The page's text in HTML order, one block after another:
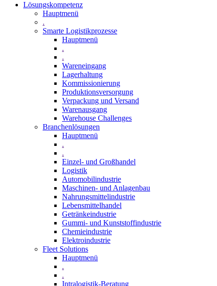
Lösungskompetenz
Hauptmenü
.
Smarte Logistikprozesse
Hauptmenü
.
.
Wareneingang
Lagerhaltung
Kommissionierung
Produktionsversorgung
Verpackung und Versand
Warenausgang
Warehouse Challenges
Branchenlösungen
Hauptmenü
.
.
Einzel- und Großhandel
Logistik
Automobilindustrie
Maschinen- und Anlagenbau
Nahrungsmittelindustrie
Lebensmittelhandel
Getränkeindustrie
Gummi­- und Kunststoffindustrie
Chemieindustrie
Elektroindustrie
Fleet Solutions
Hauptmenü
.
.
Intralogistik-Beratung